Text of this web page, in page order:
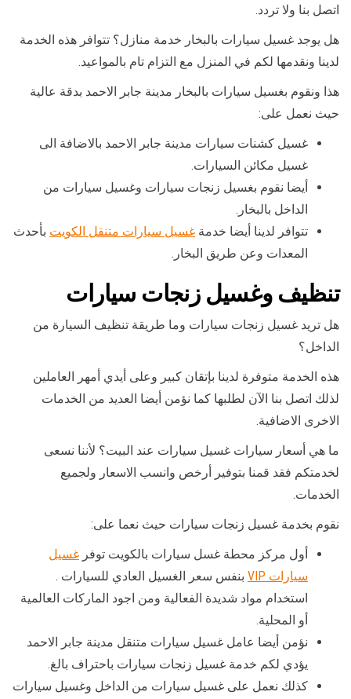
اتصل بنا ولا تردد.
هل يوجد غسيل سيارات بالبخار خدمة منازل؟ تتوافر هذه الخدمة
لدينا ونقدمها لكم في المنزل مع التزام تام بالمواعيد.
هذا ونقوم بغسيل سيارات بالبخار مدينة جابر الاحمد بدقة عالية
حيث نعمل على:
غسيل كشنات سيارات مدينة جابر الاحمد بالاضافة الى
غسيل مكائن السيارات.
أيضا نقوم بغسيل زنجات سيارات وغسيل سيارات من
الداخل بالبخار.
تتوافر لدينا أيضا خدمة غسيل سيارات متنقل الكويت بأحدث
المعدات وعن طريق البخار.
تنظيف وغسيل زنجات سيارات
هل تريد غسيل زنجات سيارات وما طريقة تنظيف السيارة من
الداخل؟
هذه الخدمة متوفرة لدينا بإتقان كبير وعلى أيدي أمهر العاملين
لذلك اتصل بنا الآن لطلبها كما نؤمن أيضا العديد من الخدمات
الاخرى الاضافية.
ما هي أسعار سيارات غسيل سيارات عند البيت؟ لأننا نسعى
لخدمتكم فقد قمنا بتوفير أرخص وانسب الاسعار ولجميع
الخدمات.
نقوم بخدمة غسيل زنجات سيارات حيث نعما على:
أول مركز محطة غسل سيارات بالكويت توفر غسيل
سيارات VIP
بنفس سعر الغسيل العادي للسيارات .
استخدام مواد شديدة الفعالية ومن اجود الماركات العالمية
أو المحلية.
نؤمن أيضا عامل غسيل سيارات متنقل مدينة جابر الاحمد
يؤدي لكم خدمة غسيل زنجات سيارات باحتراف بالغ.
كذلك نعمل على غسيل سيارات من الداخل وغسيل سيارات